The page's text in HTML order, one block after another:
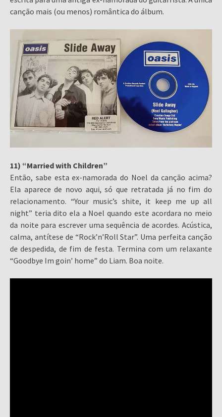
canção mais (ou menos) romântica do álbum.
11) “Married with Children”
Então, sabe esta ex-namorada do Noel da canção acima?
Ela aparece de novo aqui, só que retratada já no fim do
relacionamento. “Your music’s shite, it keep me up all
night” teria dito ela a Noel quando este acordara no meio
da noite para escrever uma sequência de acordes. Acústica,
calma, antítese de “Rock’n’Roll Star”. Uma perfeita canção
de despedida, de fim de festa. Termina com um relaxante
“Goodbye Im goin’ home” do Liam. Boa noite.